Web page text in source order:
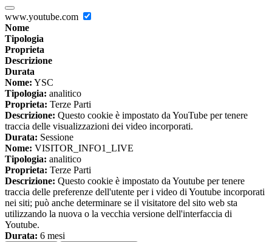
www.youtube.com
Nome
Tipologia
Proprieta
Descrizione
Durata
Nome: YSC
Tipologia: analitico
Proprieta: Terze Parti
Descrizione: Questo cookie è impostato da YouTube per tenere
traccia delle visualizzazioni dei video incorporati.
Durata: Sessione
Nome: VISITOR_INFO1_LIVE
Tipologia: analitico
Proprieta: Terze Parti
Descrizione: Questo cookie è impostato da Youtube per tenere
traccia delle preferenze dell'utente per i video di Youtube incorporati
nei siti; può anche determinare se il visitatore del sito web sta
utilizzando la nuova o la vecchia versione dell'interfaccia di
Youtube.
Durata: 6 mesi